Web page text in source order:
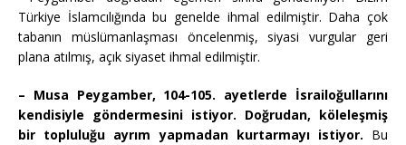
Türkiye İslamcılığında bu genelde ihmal edilmiştir. Daha çok
tabanın müslümanlaşması öncelenmiş, siyasi vurgular geri
plana atılmış, açık siyaset ihmal edilmiştir.
– Musa Peygamber, 104-105. ayetlerde İsrailoğullarını
kendisiyle göndermesini istiyor. Doğrudan, köleleşmiş
bir topluluğu ayrım yapmadan kurtarmayı istiyor. Bu